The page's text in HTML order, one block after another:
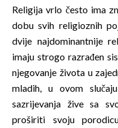
Religija vrlo često ima
dobu svih religioznih
dvije najdominantnije
imaju strogo razrađen
njegovanje života u
mladih, u ovom
sazrijevanja žive sa
proširiti svoju